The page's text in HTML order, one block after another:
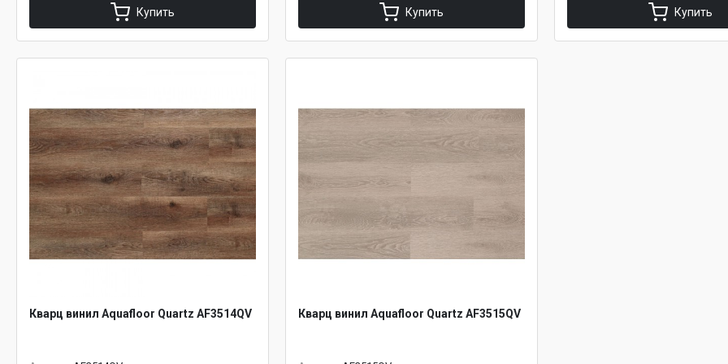
Купить Купить Купить
Кварц винил Aquafloor Quartz AF3514QV Кварц винил Aquafloor Quartz AF3515QV